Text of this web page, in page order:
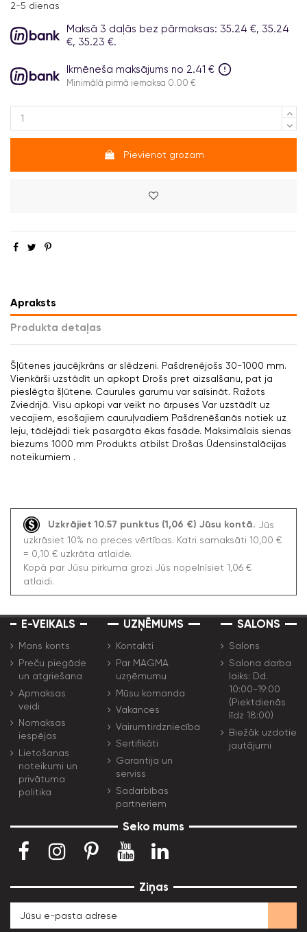
2-5 dienas
Maksā 3 daļās bez pārmaksas: 35.24 €, 35.24
€, 35.23 €.
Ikmēneša maksājums no 2.41 €
Minimālā pirmā iemaksa 0.00 €
Pievienot grozam
Apraksts
Produkta detaļas
Šļūtenes jaucējkrāns ar slēdzeni. Pašdrenējošs 30-1000 mm.
Vienkārši uzstādīt un apkopt Drošs pret aizsalšanu, pat ja
pieslēgta šļūtene. Caurules garumu var saīsināt. Ražots
Zviedrijā. Visu apkopi var veikt no ārpuses Var uzstādīt uz
vecajiem, esošajiem cauruļvadiem Pašdrenēšanās notiek uz
leju, tādējādi tiek pasargāta ēkas fasāde. Maksimālais sienas
biezums 1000 mm Produkts atbilst Drošas Ūdensinstalācijas
noteikumiem .
Uzkrājiet 10.57 punktus (1,06 €) Jūsu kontā.
Jūs
uzkrāsiet 10% no preces vērtības. Katri samaksāti 10,00 €
= 0,10 € uzkrāta atlaide.
Kopā par Jūsu pirkuma grozi Jūs nopelnīsiet 1,06 €
atlaidi.
E-VEIKALS
Mans konts
Preču piegāde
un atgriešana
Apmaksas
veidi
Nomaksas
iespējas
Lietošanas
noteikumi un
privātuma
politika
UZŅĒMUMS
Kontakti
Par MAGMA
uzņēmumu
Mūsu komanda
Vakances
Vairumtirdzniecība
Sertifikāti
Garantija un
serviss
Sadarbības
partneriem
SALONS
Salons
Salona darba
laiks: Dd.
10:00-19:00
(Piektdienās
līdz 18:00)
Biežāk uzdotie
jautājumi
Seko mums
Ziņas